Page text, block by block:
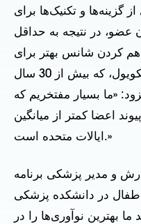
و تکنیک‌ها برای
عضو، در نتیجه به حداقل
کردن شانس بهتر برای
زندگی سالم برای کودکان. اسکویول، که بیش از 30 سال
«ما بسیار مفتخریم که
اعضا کمتر از میانگین
ایالات متحده است.»
و مدیر پزشکی برنامه
در دانشکده پزشکی
ما بهترین نوآوری‌ها را در